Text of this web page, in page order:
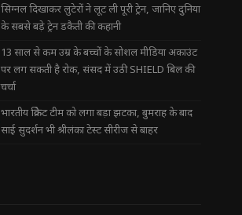
सिग्नल दिखाकर लुटेरों ने लूट ली पूरी ट्रेन, जानिए दुनिया
के सबसे बड़े ट्रेन डकैती की कहानी
13 साल से कम उम्र के बच्चों के सोशल मीडिया अकाउंट
पर लग सकती है रोक, संसद में उठी SHIELD बिल की
चर्चा
भारतीय क्रिकेट टीम को लगा बड़ा झटका, बुमराह के बाद
साई सुदर्शन भी श्रीलंका टेस्ट सीरीज से बाहर